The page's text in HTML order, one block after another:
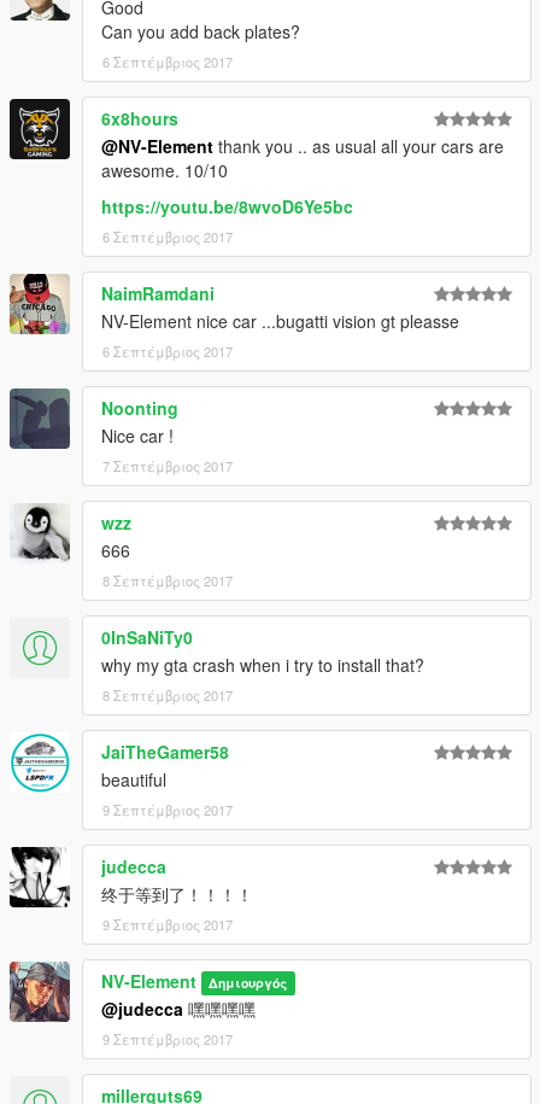
Good
Can you add back plates?
6 Σεπτέμβριος 2017
6x8hours
@NV-Element thank you .. as usual all your cars are
awesome. 10/10
https://youtu.be/8wvoD6Ye5bc
6 Σεπτέμβριος 2017
NaimRamdani
NV-Element nice car ...bugatti vision gt pleasse
6 Σεπτέμβριος 2017
Noonting
Nice car !
7 Σεπτέμβριος 2017
wzz
666
8 Σεπτέμβριος 2017
0InSaNiTy0
why my gta crash when i try to install that?
8 Σεπτέμβριος 2017
JaiTheGamer58
beautiful
9 Σεπτέμβριος 2017
judecca
终于等到了！！！！
9 Σεπτέμβριος 2017
NV-Element Δημιουργός
@judecca 嘿嘿嘿嘿
9 Σεπτέμβριος 2017
millerguts69